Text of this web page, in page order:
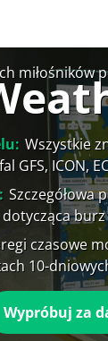
miłośników
Wszystkie
GFS, ICON,
Szczegółowa
burz
czasowe
10-
Wypróbuj za